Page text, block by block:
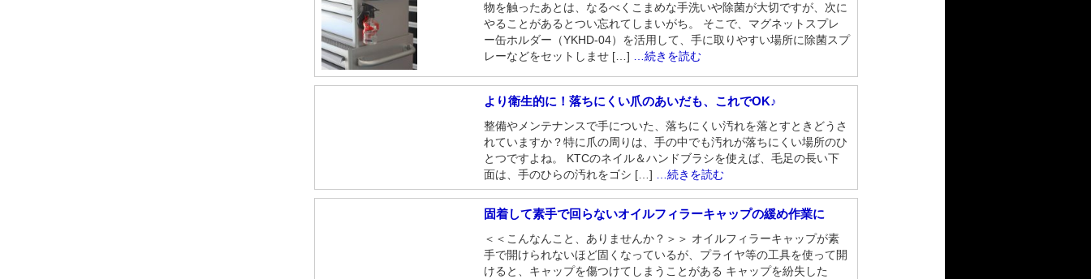
物を触ったあとは、なるべくこまめな手洗いや除菌が大切ですが、次に
やることがあるとつい忘れてしまいがち。 そこで、マグネットスプレ
ー缶ホルダー（YKHD-04）を活用して、手に取りやすい場所に除菌スプ
レーなどをセットしませ […] …続きを読む
より衛生的に！落ちにくい爪のあいだも、これでOK♪
整備やメンテナンスで手についた、落ちにくい汚れを落とすときどうさ
れていますか？特に爪の周りは、手の中でも汚れが落ちにくい場所のひ
とつですよね。 KTCのネイル＆ハンドブラシを使えば、毛足の長い下
面は、手のひらの汚れをゴシ […]
…続きを読む
固着して素手で回らないオイルフィラーキャップの緩め作業に
＜＜こんなんこと、ありませんか？＞＞ オイルフィラーキャップが素
手で開けられないほど固くなっているが、プライヤ等の工具を使って開
けると、キャップを傷つけてしまうことがある キャップを紛失した